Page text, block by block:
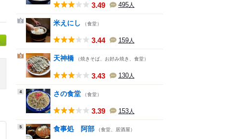
3.49 495人
2 米えにし （食堂）
3.44 159人
3 天神橋 （焼きそば、お好み焼き、食堂）
3.43 130人
4 さの食堂 （食堂）
3.39 153人
5 食事処 阿部 （食堂、居酒屋）